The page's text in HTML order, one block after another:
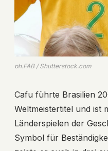
ph.FAB / Shutterstock.com
Cafu führte Brasilien
Weltmeistertitel und ist
Länderspielen der
Symbol für